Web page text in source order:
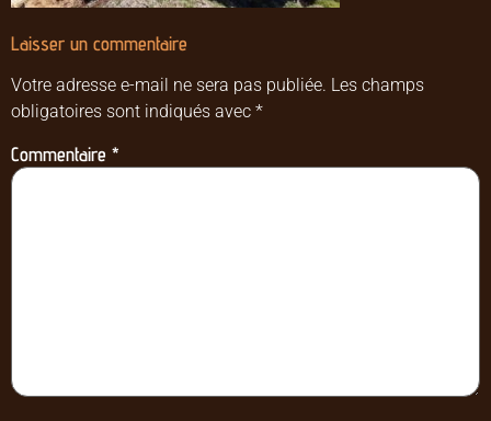
Laisser un commentaire
Votre adresse e-mail ne sera pas publiée. Les champs
obligatoires sont indiqués avec *
Commentaire *